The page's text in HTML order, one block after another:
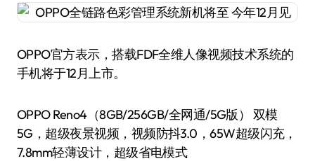
OPPO官方表示，搭载FDF全维人像视频技术系统的
手机将于12月上市。
OPPO Reno4（8GB/256GB/全网通/5G版） 双模
5G，超级夜景视频，视频防抖3.0，65W超级闪充，
7.8mm轻薄设计，超级省电模式